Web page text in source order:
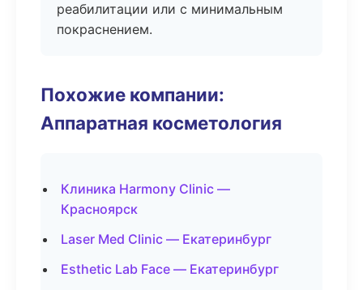
реабилитации или с минимальным
покраснением.
Похожие компании:
Аппаратная косметология
Клиника Harmony Clinic —
Красноярск
Laser Med Clinic — Екатеринбург
Esthetic Lab Face — Екатеринбург